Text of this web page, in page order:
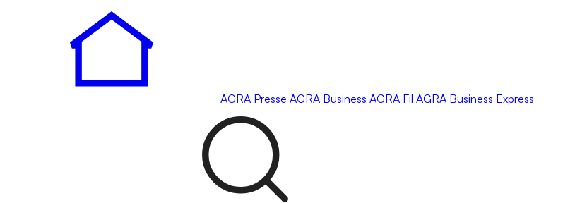
AGRA Presse AGRA Business AGRA Fil AGRA Business Express